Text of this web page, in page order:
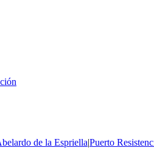
de la Espriella|Puerto